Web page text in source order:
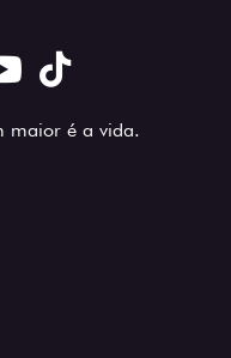
maior é a vida.